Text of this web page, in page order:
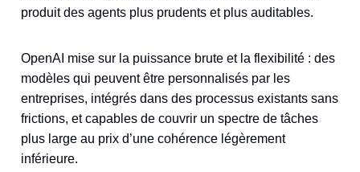
produit des agents plus prudents et plus auditables.
OpenAI mise sur la puissance brute et la flexibilité : des
modèles qui peuvent être personnalisés par les
entreprises, intégrés dans des processus existants sans
frictions, et capables de couvrir un spectre de tâches
plus large au prix d’une cohérence légèrement
inférieure.